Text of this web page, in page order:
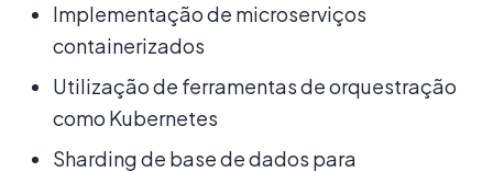
Implementação de microserviços
containerizados
Utilização de ferramentas de orquestração
como Kubernetes
Sharding de base de dados para